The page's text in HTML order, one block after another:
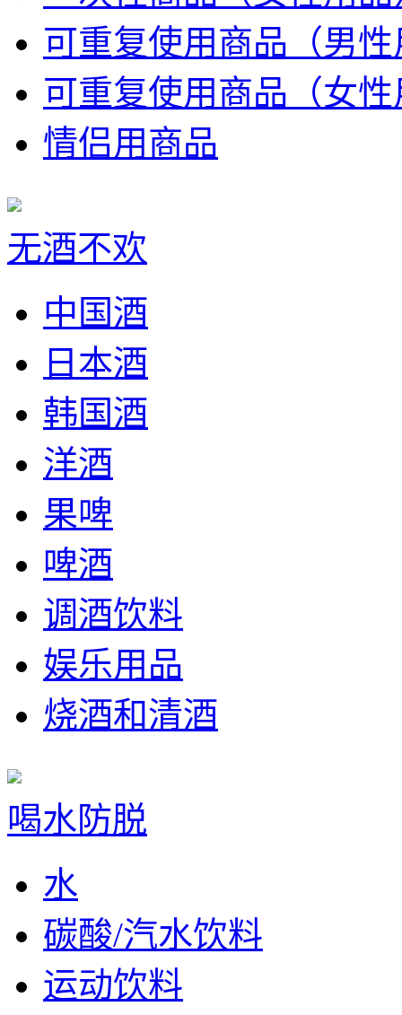
可重复使用商品（男
可重复使用商品（女
情侣用商品
无酒不欢
中国酒
日本酒
韩国酒
洋酒
果啤
啤酒
调酒饮料
娱乐用品
烧酒和清酒
喝水防脱
水
碳酸/汽水饮料
运动饮料